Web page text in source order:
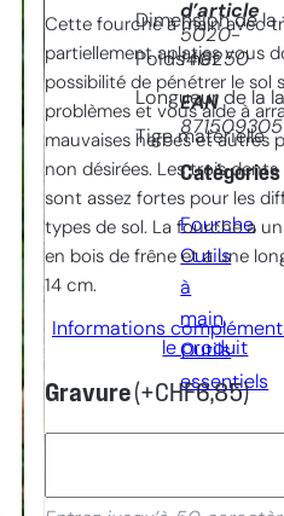
Cette fourche à main avec
partiellement aplaties vous
possibilité de pénétrer le sol
problèmes et vous aide à
mauvaises herbes et autres
non désirées. Les trois dents
sont assez fortes pour les
types de sol. La fourche a
en bois de frêne et a une
14 cm.
Informations
le produit
Gravure(+CHF6,85)
Dimension de la
Poids net
Longueur de la
Tige matèrielle
d’article
5020-
140250
EAN
Catégories
Fourche ,
Outils
à
main ,
Outils
essentiels